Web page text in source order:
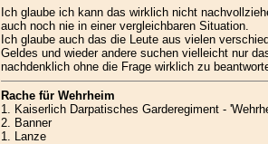
Ich glaube ich kann das wirklich nicht
auch noch nie in einer vergleichbaren Situation.
Ich glaube auch das die Leute aus vielen
Geldes und wieder andere suchen vielleicht nur
nachdenklich ohne die Frage wirklich zu
Rache für Wehrheim
1. Kaiserlich Darpatisches Garderegiment -
2. Banner
1. Lanze